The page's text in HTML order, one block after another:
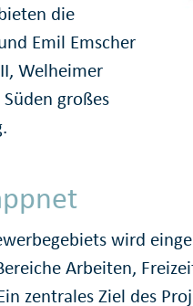
die
Emil Emscher
Welheimer
großes
wird
Arbeiten,
zentrales Ziel des